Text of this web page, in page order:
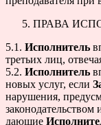
ПРАВА
5.1. Исполнитель
третьих лиц,
5.2. Исполнитель
новых услуг, если
нарушения,
дающие